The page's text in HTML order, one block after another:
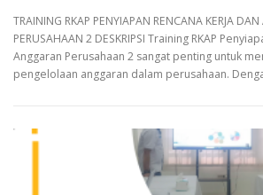
TRAINING RKAP PENYIAPAN RENCANA KERJA
PERUSAHAAN 2 DESKRIPSI Training RKAP
Anggaran Perusahaan 2 sangat penting untuk
pengelolaan anggaran dalam perusahaan.